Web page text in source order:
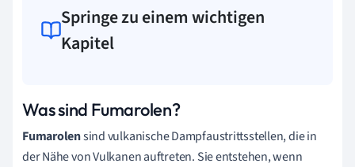
Springe zu einem wichtigen
Kapitel
Was sind Fumarolen?
Fumarolensind vulkanische Dampfaustrittsstellen, die in
der Nähe von Vulkanen auftreten. Sie entstehen, wenn